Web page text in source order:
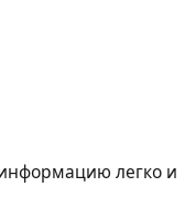
легко и